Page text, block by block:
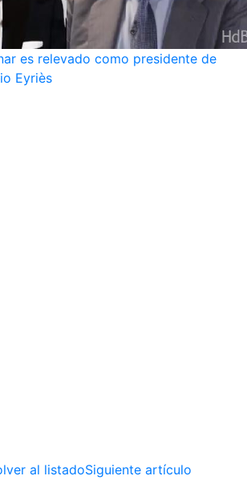
es relevado como presidente de
Eyriès
al listadoSiguiente artículo